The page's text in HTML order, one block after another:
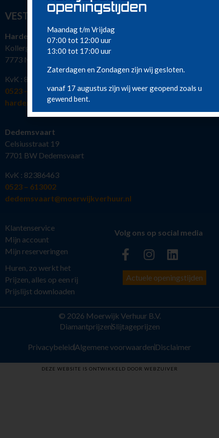
VESTIGINGEN
Hardenberg
Kollergang 15
7773 NG Hardenberg
KvK : 82386463
0523 – 216 777
hardenberg@moerwijkverhuur.nl
Dedemsvaart
Celsiusstraat 19
7701 BW Dedemsvaart
KvK : 82386463
0523 – 613002
dedemsvaart@moerwijkverhuur.nl
Klantenservice
Mijn account
Mijn reserveringen
Huren, zo werkt het
Prijzen, alles op een rij
Prijslijst downloaden
Volg ons op social media
Actuele openingstijden
© 2026 Moerwijk Verhuur B.V.
DiamantprijzenSlijtageprijzen
PrivacybeleidAlgemene voorwaarden Disclaimer
DEZE WEBSITE IS ONTWIKKELD DOOR WEBZUIVER
openingstijden
Maandag t/m Vrijdag
07:00 tot 12:00 uur
13:00 tot 17:00 uur
Zaterdagen en Zondagen zijn wij gesloten.
vanaf 17 augustus zijn wij weer geopend zoals u
gewend bent.